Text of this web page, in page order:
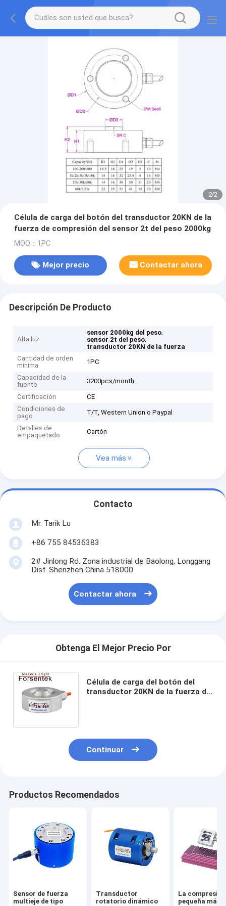
2/2
Célula de carga del botón del transductor 20KN de la
fuerza de compresión del sensor 2t del peso 2000kg
MOQ：1PC
Mejor precio Contactar ahora
Descripción De Producto
Alta luz
sensor 2000kg del peso,
sensor 2t del peso,
transductor 20KN de la fuerza
Cantidad de orden
mínima
1PC
Capacidad de la
fuente
3200pcs/month
Certificación
CE
Condiciones de
pago
T/T, Western Union o Paypal
Detalles de
empaquetado
Cartón
Vea más
Contacto
Mr. Tarik Lu
+86 755 84536383
2# Jinlong Rd. Zona industrial de Baolong, Longgang
Dist. Shenzhen China 518000
Contactar ahora
Obtenga El Mejor Precio Por
Célula de carga del botón del
transductor 20KN de la fuerza de
Continuar
Productos Recomendados
Sensor de fuerza
multieje de tipo
Transductor
rotatorio dinámico
La
pequeña más